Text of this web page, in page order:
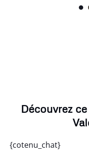
Découvrez
{cotenu_chat}